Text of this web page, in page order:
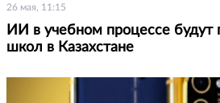
26 мая, 11:15
ИИ в учебном процессе будут
школ в Казахстане